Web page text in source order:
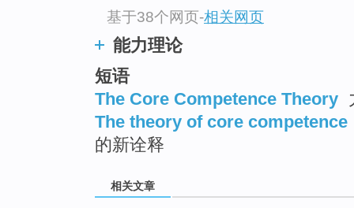
基于38个网页-相关网页
能力理论
短语
The Core Competence Theory
The theory of core competence
的新诠释
相关文章